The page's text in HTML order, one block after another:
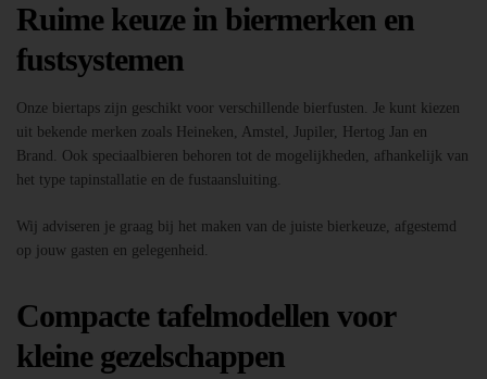
Ruime keuze in biermerken en
fustsystemen
Onze biertaps zijn geschikt voor verschillende bierfusten. Je kunt kiezen
uit bekende merken zoals Heineken, Amstel, Jupiler, Hertog Jan en
Brand. Ook speciaalbieren behoren tot de mogelijkheden, afhankelijk van
het type tapinstallatie en de fustaansluiting.
Wij adviseren je graag bij het maken van de juiste bierkeuze, afgestemd
op jouw gasten en gelegenheid.
Compacte tafelmodellen voor
kleine gezelschappen